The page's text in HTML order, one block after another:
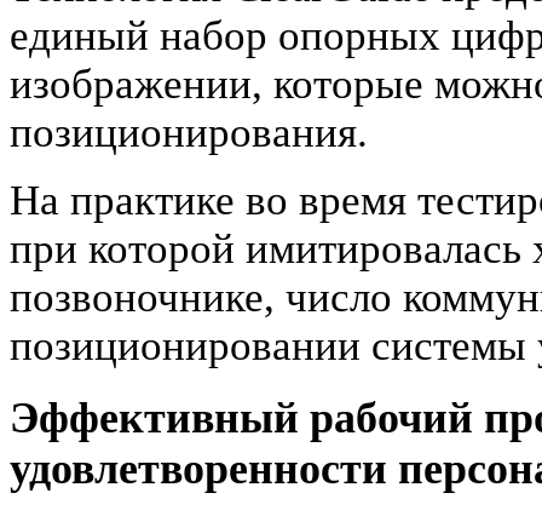
единый набор опорных
изображении, которые
позиционирования.
На практике во время
при которой имитировалась
позвоночнике, число
позиционировании
Эффективный рабочий
удовлетворенности